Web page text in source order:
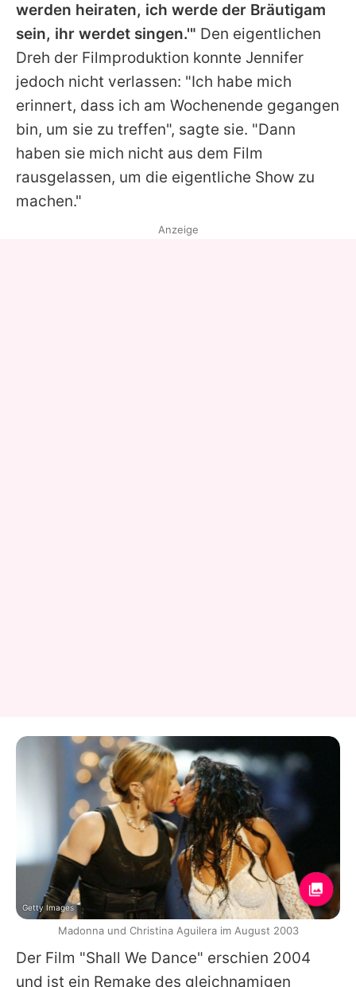
werden heiraten, ich werde der Bräutigam
sein, ihr werdet singen.'" Den eigentlichen
Dreh der Filmproduktion konnte Jennifer
jedoch nicht verlassen: "Ich habe mich
erinnert, dass ich am Wochenende gegangen
bin, um sie zu treffen", sagte sie. "Dann
haben sie mich nicht aus dem Film
rausgelassen, um die eigentliche Show zu
machen."
Der Film "Shall We Dance" erschien 2004
und ist ein Remake des gleichnamigen
Anzeige
Getty Images
Madonna und Christina Aguilera im August 2003